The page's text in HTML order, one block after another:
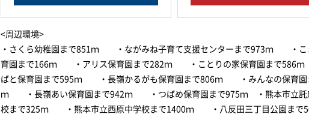
<周辺環境>
・さくら幼稚園まで851ｍ ・ながみね子育て支援センターまで973ｍ ・こ
育園まで166ｍ ・アリス保育園まで282ｍ ・ことりの家保育園まで586
ばと保育園まで595ｍ ・長嶺かるがも保育園まで806ｍ ・みんなの保育園
ｍ ・長嶺あい保育園まで942ｍ ・つばめ保育園まで975ｍ ・熊本市立託
校まで325ｍ ・熊本市立西原中学校まで1400ｍ ・八反田三丁目公園ま